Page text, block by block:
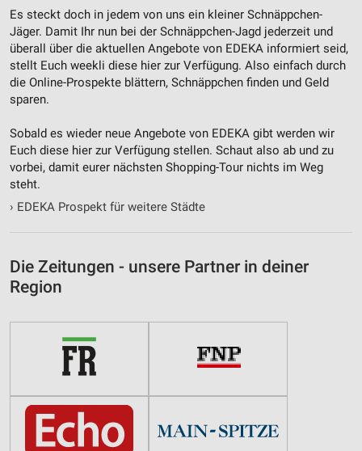
Es steckt doch in jedem von uns ein kleiner Schnäppchen-
Jäger. Damit Ihr nun bei der Schnäppchen-Jagd jederzeit und
überall über die aktuellen Angebote von EDEKA informiert seid,
stellt Euch weekli diese hier zur Verfügung. Also einfach durch
die Online-Prospekte blättern, Schnäppchen finden und Geld
sparen.
Sobald es wieder neue Angebote von EDEKA gibt werden wir
Euch diese hier zur Verfügung stellen. Schaut also ab und zu
vorbei, damit eurer nächsten Shopping-Tour nichts im Weg
steht.
› EDEKA Prospekt für weitere Städte
Die Zeitungen - unsere Partner in deiner
Region